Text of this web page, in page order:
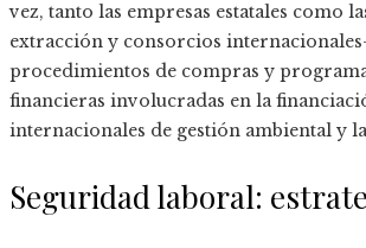
vez, tanto las empresas estatales como
extracción y consorcios
procedimientos de compras y
financieras involucradas en la
internacionales de gestión ambiental y
Seguridad laboral: